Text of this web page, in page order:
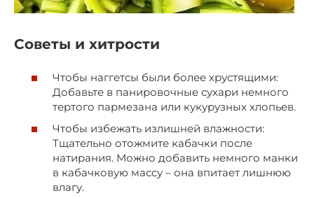
Советы и хитрости
Чтобы наггетсы были более хрустящими:
Добавьте в панировочные сухари немного
тертого пармезана или кукурузных хлопьев.
Чтобы избежать излишней влажности:
Тщательно отожмите кабачки после
натирания. Можно добавить немного манки
в кабачковую массу – она впитает лишнюю
влагу.